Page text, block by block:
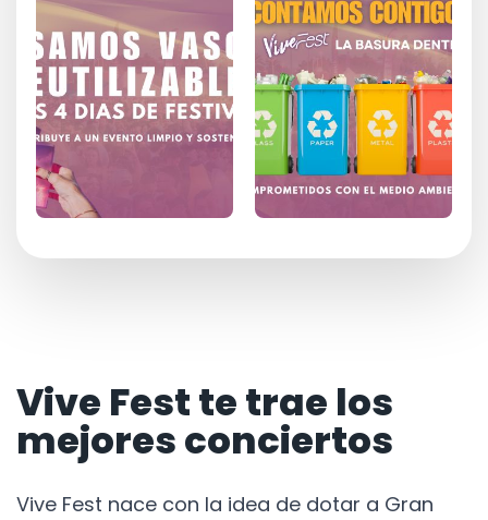
Vive Fest te trae los
mejores conciertos
Vive Fest nace con la idea de dotar a Gran